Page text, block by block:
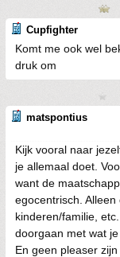
Cupfighter
Komt me ook wel
druk om
matspontius
Kijk vooral naar
je allemaal doet.
want de
egocentrisch.
kinderen/familie,
doorgaan met wat
En geen pleaser